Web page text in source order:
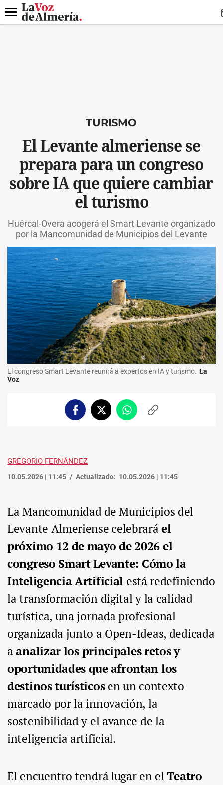
DESTACADO
Menú
TURISMO
El Levante almeriense se
prepara para un congreso
sobre IA que quiere cambiar
el turismo
Huércal-Overa acogerá el Smart Levante organizado
por la Mancomunidad de Municipios del Levante
El congreso Smart Levante reunirá a expertos en IA y turismo. La
Voz
FacebookTwitterWhatsappCopiar
GREGORIO FERNÁNDEZ
10.05.2026 | 11:45 Actualizado: 10.05.2026 | 11:45
La Mancomunidad de Municipios del
Levante Almeriense celebraráel
próximo 12 de mayo de 2026 el
congreso Smart Levante: Cómo la
Inteligencia Artificial está redefiniendo
la transformación digital y la calidad
turística, una jornada profesional
organizada junto a Open-Ideas, dedicada
aanalizar los principales retos y
oportunidades que afrontan los
destinos turísticosen un contexto
marcado por la innovación, la
sostenibilidad y el avance de la
inteligencia artificial.
El encuentro tendrá lugar en elTeatro